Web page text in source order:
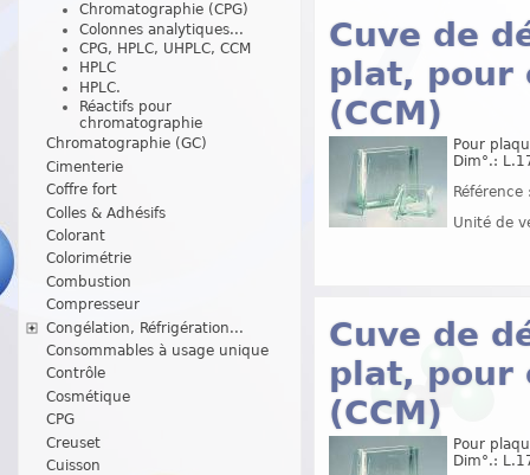
Chromatographie (CPG)
Colonnes analytiques...
CPG, HPLC, UHPLC, CCM
HPLC
HPLC.
Réactifs pour
chromatographie
Chromatographie (GC)
Cimenterie
Coffre fort
Colles & Adhésifs
Colorant
Colorimétrie
Combustion
Compresseur
Congélation, Réfrigération...
Consommables à usage unique
Contrôle
Cosmétique
CPG
Creuset
Cuisson
Cuve de
plat, pour
(CCM)
Pour
Dim°.:
Unité de
Cuve de
plat, pour
(CCM)
Pour
Dim°.: